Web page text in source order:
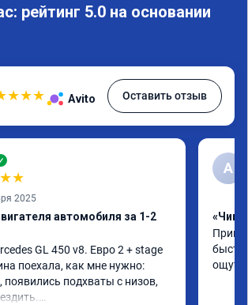
рейтинг 5.0 на основании
★★★ Avito Оставить отзыв
★★
2025
автомобиля за 1-2
GL 450 v8. Евро 2 + stage
поехала, как мне нужно:
появились подхваты с низов,
A
«Чип